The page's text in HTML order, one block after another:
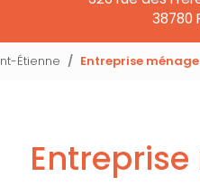
38780
Étienne Entreprise